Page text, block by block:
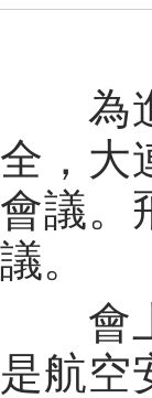
為進
全，大
會議。
議。
會上
是航空
键